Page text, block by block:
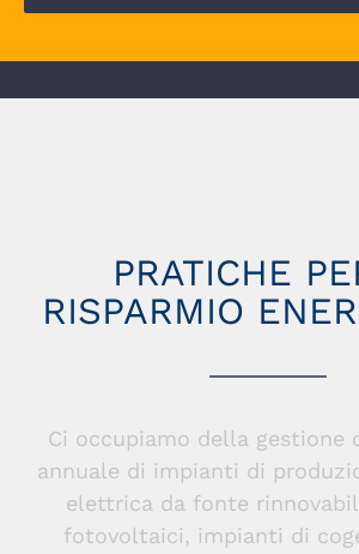
PRATICHE
RISPARMIO
Ci occupiamo della gestione
annuale di impianti di
elettrica da fonte
fotovoltaici, impianti di